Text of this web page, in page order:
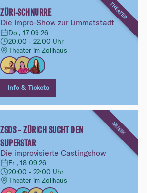
THEATER
ZÜRI-SCHNURRE
Die Impro-Show zur Limmatstadt
Do., 17.09.26
20:00 - 22:00 Uhr
Theater im Zollhaus
Info & Tickets
MUSIK
ZSDS – ZÜRICH SUCHT DEN
SUPERSTAR
Die improvisierte Castingshow
Fr., 18.09.26
20:00 - 22:00 Uhr
Theater im Zollhaus